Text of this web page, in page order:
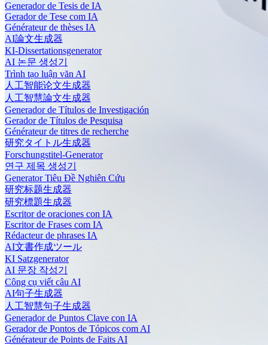
Generador de Tesis de IA
Gerador de Tese com IA
Générateur de thèses IA
AI論文生成器
KI-Dissertationsgenerator
AI 논문 생성기
Trình tạo luận văn AI
人工智能论文生成器
人工智慧論文生成器
Generador de Títulos de Investigación
Gerador de Títulos de Pesquisa
Générateur de titres de recherche
研究タイトル生成器
Forschungstitel-Generator
연구 제목 생성기
Generator Tiêu Đề Nghiên Cứu
研究标题生成器
研究標題生成器
Escritor de oraciones con IA
Escritor de Frases com IA
Rédacteur de phrases IA
AI文書作成ツール
KI Satzgenerator
AI 문장 작성기
Công cụ viết câu AI
AI句子生成器
人工智慧句子生成器
Generador de Puntos Clave con IA
Gerador de Pontos de Tópicos com AI
Générateur de Points de Faits AI